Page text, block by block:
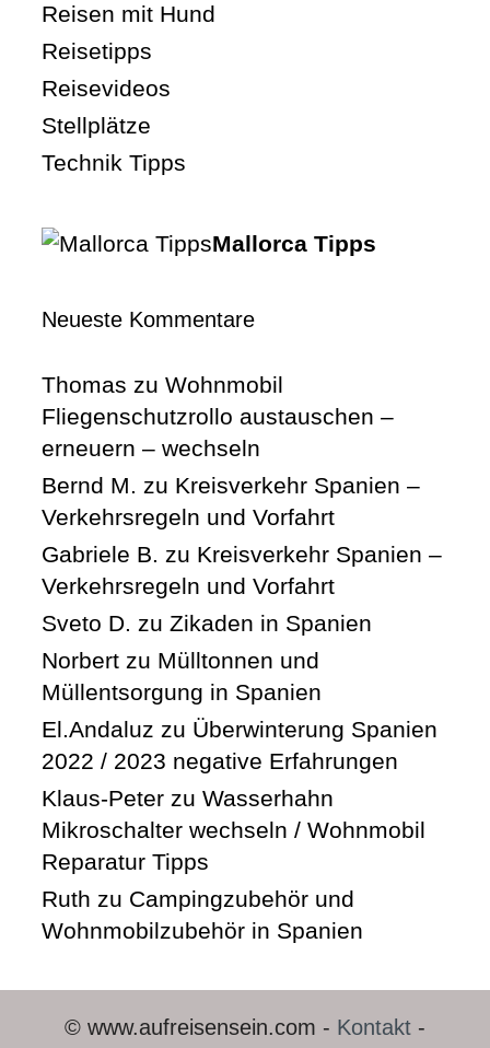
Reisen mit Hund
Reisetipps
Reisevideos
Stellplätze
Technik Tipps
Mallorca Tipps
Neueste Kommentare
Thomas zu Wohnmobil
Fliegenschutzrollo austauschen –
erneuern – wechseln
Bernd M. zu Kreisverkehr Spanien –
Verkehrsregeln und Vorfahrt
Gabriele B. zu Kreisverkehr Spanien –
Verkehrsregeln und Vorfahrt
Sveto D. zu Zikaden in Spanien
Norbert zu Mülltonnen und
Müllentsorgung in Spanien
El.Andaluz zu Überwinterung Spanien
2022 / 2023 negative Erfahrungen
Klaus-Peter zu Wasserhahn
Mikroschalter wechseln / Wohnmobil
Reparatur Tipps
Ruth zu Campingzubehör und
Wohnmobilzubehör in Spanien
© www.aufreisensein.com - Kontakt -